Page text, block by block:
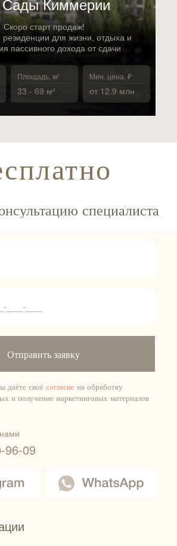
от 12.9 млн
Мин. цена, ₽
33 - 69 м²
Площадь, м²
Скоро старт продаж!
для жизни, отдыха и
пассивного дохода от сдачи
Киммерии
специалиста
Отправить заявку
даёте своё согласиена обработку
и получение маркетинговых материалов
96-09